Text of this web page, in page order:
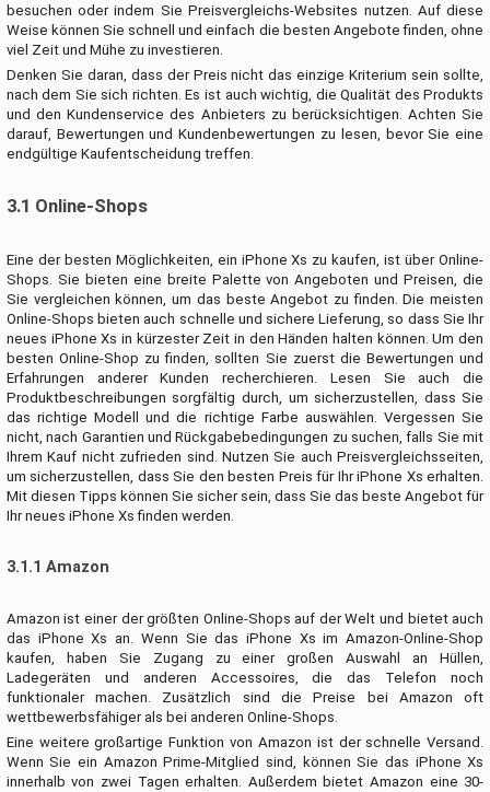
besuchen oder indem Sie Preisvergleichs-Websites nutzen. Auf diese
Weise können Sie schnell und einfach die besten Angebote finden, ohne
viel Zeit und Mühe zu investieren.
Denken Sie daran, dass der Preis nicht das einzige Kriterium sein sollte,
nach dem Sie sich richten. Es ist auch wichtig, die Qualität des Produkts
und den Kundenservice des Anbieters zu berücksichtigen. Achten Sie
darauf, Bewertungen und Kundenbewertungen zu lesen, bevor Sie eine
endgültige Kaufentscheidung treffen.
3.1 Online-Shops
Eine der besten Möglichkeiten, ein iPhone Xs zu kaufen, ist über Online-
Shops. Sie bieten eine breite Palette von Angeboten und Preisen, die
Sie vergleichen können, um das beste Angebot zu finden. Die meisten
Online-Shops bieten auch schnelle und sichere Lieferung, so dass Sie Ihr
neues iPhone Xs in kürzester Zeit in den Händen halten können. Um den
besten Online-Shop zu finden, sollten Sie zuerst die Bewertungen und
Erfahrungen anderer Kunden recherchieren. Lesen Sie auch die
Produktbeschreibungen sorgfältig durch, um sicherzustellen, dass Sie
das richtige Modell und die richtige Farbe auswählen. Vergessen Sie
nicht, nach Garantien und Rückgabebedingungen zu suchen, falls Sie mit
Ihrem Kauf nicht zufrieden sind. Nutzen Sie auch Preisvergleichsseiten,
um sicherzustellen, dass Sie den besten Preis für Ihr iPhone Xs erhalten.
Mit diesen Tipps können Sie sicher sein, dass Sie das beste Angebot für
Ihr neues iPhone Xs finden werden.
3.1.1 Amazon
Amazon ist einer der größten Online-Shops auf der Welt und bietet auch
das iPhone Xs an. Wenn Sie das iPhone Xs im Amazon-Online-Shop
kaufen, haben Sie Zugang zu einer großen Auswahl an Hüllen,
Ladegeräten und anderen Accessoires, die das Telefon noch
funktionaler machen. Zusätzlich sind die Preise bei Amazon oft
wettbewerbsfähiger als bei anderen Online-Shops.
Eine weitere großartige Funktion von Amazon ist der schnelle Versand.
Wenn Sie ein Amazon Prime-Mitglied sind, können Sie das iPhone Xs
innerhalb von zwei Tagen erhalten. Außerdem bietet Amazon eine 30-